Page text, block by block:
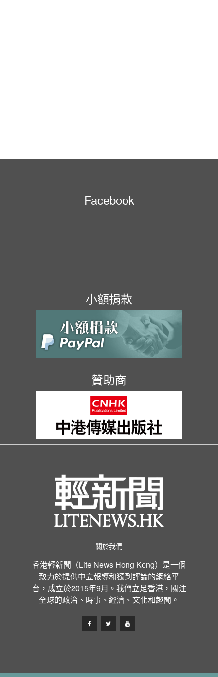
Facebook
小額捐款
贊助商
關於我們
香港輕新聞（Lite News Hong Kong）是一個
致力於提供中立報導和獨到評論的網絡平
台，成立於2015年9月。我們立足香港，關注
全球的政治、時事、經濟、文化和趣聞。